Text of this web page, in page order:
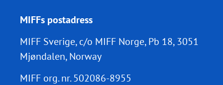
MIFFs postadress
MIFF Sverige, c/o MIFF Norge, Pb 18, 3051
Mjøndalen, Norway
MIFF org. nr.502086-8955